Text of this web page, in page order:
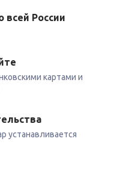
всей России
картами и
устанавливается